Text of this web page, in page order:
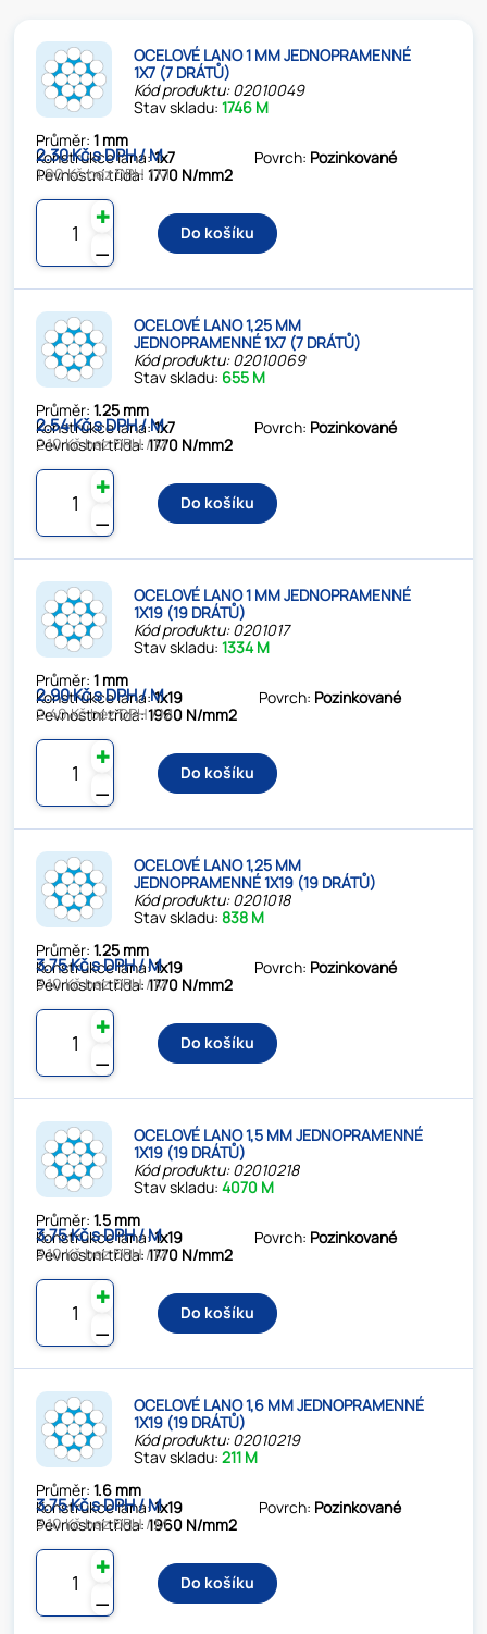
OCELOVÉ LANO 1 MM JEDNOPRAMENNÉ
1X7 (7 DRÁTŮ)
Kód produktu: 02010049
Stav skladu:1746 M
Průměr:1 mm
Konstrukce lana:1x7
Pevnostní třída:1770 N/mm2
Povrch: Pozinkované
2.30 Kč s DPH / M
1.90 Kč bez DPH / M
⚊
✚
Do košíku
OCELOVÉ LANO 1,25 MM
JEDNOPRAMENNÉ 1X7 (7 DRÁTŮ)
Kód produktu: 02010069
Stav skladu: 655 M
Průměr:1.25 mm
Konstrukce lana:1x7
Pevnostní třída:1770 N/mm2
Povrch: Pozinkované
2.54 Kč s DPH / M
2.10 Kč bez DPH / M
⚊
✚
Do košíku
OCELOVÉ LANO 1 MM JEDNOPRAMENNÉ
1X19 (19 DRÁTŮ)
Kód produktu: 0201017
Stav skladu:1334 M
Průměr:1 mm
Konstrukce lana:1x19
Pevnostní třída:1960 N/mm2
Povrch: Pozinkované
2.90 Kč s DPH / M
2.40 Kč bez DPH / M
⚊
✚
Do košíku
OCELOVÉ LANO 1,25 MM
JEDNOPRAMENNÉ 1X19 (19 DRÁTŮ)
Kód produktu: 0201018
Stav skladu:838 M
Průměr:1.25 mm
Konstrukce lana:1x19
Pevnostní třída:1770 N/mm2
Povrch: Pozinkované
3.75 Kč s DPH / M
3.10 Kč bez DPH / M
⚊
✚
Do košíku
OCELOVÉ LANO 1,5 MM JEDNOPRAMENNÉ
1X19 (19 DRÁTŮ)
Kód produktu: 02010218
Stav skladu:4070 M
Průměr:1.5 mm
Konstrukce lana:1x19
Pevnostní třída:1770 N/mm2
Povrch: Pozinkované
3.75 Kč s DPH / M
3.10 Kč bez DPH / M
⚊
✚
Do košíku
OCELOVÉ LANO 1,6 MM JEDNOPRAMENNÉ
1X19 (19 DRÁTŮ)
Kód produktu: 02010219
Stav skladu:211 M
Průměr:1.6 mm
Konstrukce lana:1x19
Pevnostní třída:1960 N/mm2
Povrch: Pozinkované
3.75 Kč s DPH / M
3.10 Kč bez DPH / M
⚊
✚
Do košíku